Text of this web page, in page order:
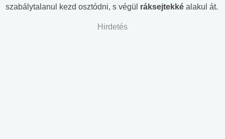
szabálytalanul kezd osztódni, s végül ráksejtekké alakul át.
Hirdetés